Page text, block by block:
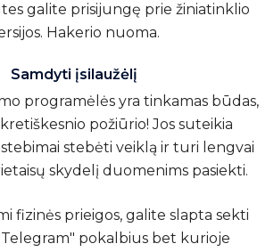
galite prisijungę prie žiniatinklio
Hakerio nuoma.
Samdyti įsilaužėlį
programėlės yra tinkamas būdas,
požiūrio! Jos suteikia
stebėti veiklą ir turi lengvai
skydelį duomenims pasiekti.
fizinės prieigos, galite slapta sekti
pokalbius bet kurioje